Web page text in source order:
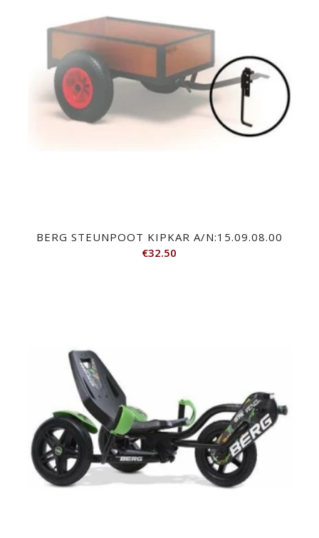
BERG STEUNPOOT KIPKAR A/N:15.09.08.00
€32.50